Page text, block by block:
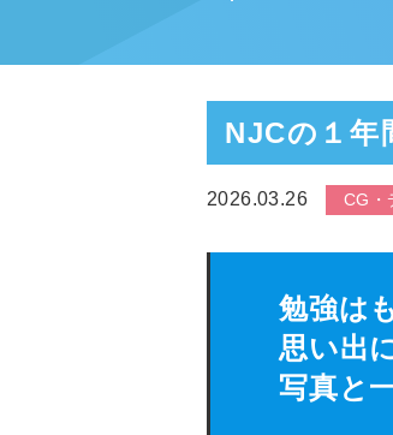
NJCの１年
2026.03.26 CG・
勉強は
思い出
写真と